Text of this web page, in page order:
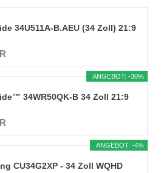
34U511A-B.AEU (34 Zoll) 21:9
ANGEBOT: -30%
34WR50QK-B 34 Zoll 21:9
ANGEBOT: -4%
CU34G2XP - 34 Zoll WQHD